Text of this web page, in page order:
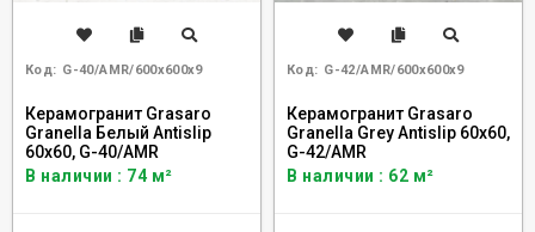
Код: G-40/AMR/600x600x9
Керамогранит Grasaro
Granella Белый Antislip
60x60, G-40/AMR
В наличии : 74 м²
Код: G-42/AMR/600x600x9
Керамогранит Grasaro
Granella Grey Antislip 60x60,
G-42/AMR
В наличии : 62 м²